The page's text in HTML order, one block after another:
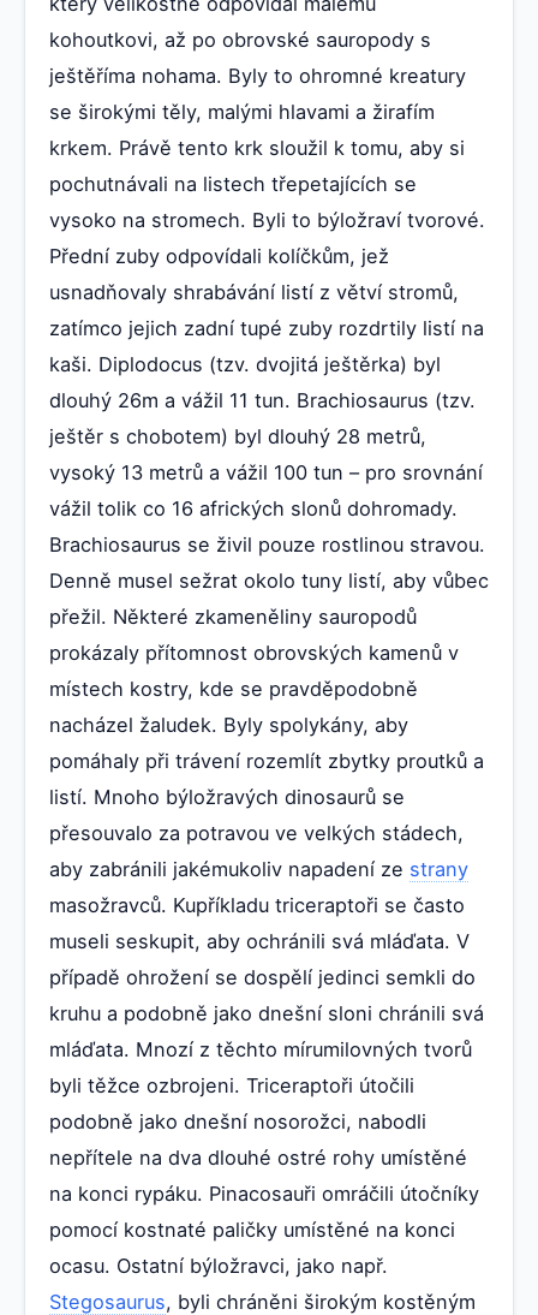
kohoutkovi, až po obrovské sauropody s
ještěříma nohama. Byly to ohromné kreatury
se širokými těly, malými hlavami a žirafím
krkem. Právě tento krk sloužil k tomu, aby si
pochutnávali na listech třepetajících se
vysoko na stromech. Byli to býložraví tvorové.
Přední zuby odpovídali kolíčkům, jež
usnadňovaly shrabávání listí z větví stromů,
zatímco jejich zadní tupé zuby rozdrtily listí na
kaši. Diplodocus (tzv. dvojitá ještěrka) byl
dlouhý 26m a vážil 11 tun. Brachiosaurus (tzv.
ještěr s chobotem) byl dlouhý 28 metrů,
vysoký 13 metrů a vážil 100 tun – pro srovnání
vážil tolik co 16 afrických slonů dohromady.
Brachiosaurus se živil pouze rostlinou stravou.
Denně musel sežrat okolo tuny listí, aby vůbec
přežil. Některé zkameněliny sauropodů
prokázaly přítomnost obrovských kamenů v
místech kostry, kde se pravděpodobně
nacházel žaludek. Byly spolykány, aby
pomáhaly při trávení rozemlít zbytky proutků a
listí. Mnoho býložravých dinosaurů se
přesouvalo za potravou ve velkých stádech,
aby zabránili jakémukoliv napadení ze strany
masožravců. Kupříkladu triceraptoři se často
museli seskupit, aby ochránili svá mláďata. V
případě ohrožení se dospělí jedinci semkli do
kruhu a podobně jako dnešní sloni chránili svá
mláďata. Mnozí z těchto mírumilovných tvorů
byli těžce ozbrojeni. Triceraptoři útočili
podobně jako dnešní nosorožci, nabodli
nepřítele na dva dlouhé ostré rohy umístěné
na konci rypáku. Pinacosauři omráčili útočníky
pomocí kostnaté paličky umístěné na konci
ocasu. Ostatní býložravci, jako např.
Stegosaurus, byli chráněni širokým kostěným